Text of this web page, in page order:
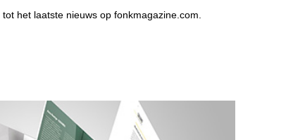
het laatste nieuws op fonkmagazine.com.